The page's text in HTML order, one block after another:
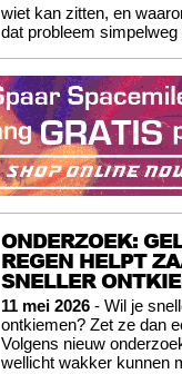
wiet kan zitten, en
dat probleem simpelweg
ONDERZOEK:
REGEN HELPT
SNELLER
11 mei 2026 - Wil je
ontkiemen? Zet ze dan
Volgens nieuw
wellicht wakker kunnen